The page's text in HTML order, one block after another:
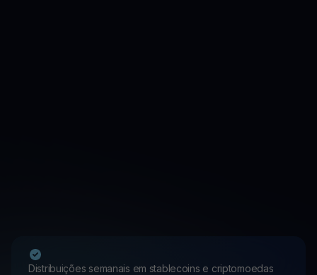
Distribuições semanais em stablecoins e criptomoedas